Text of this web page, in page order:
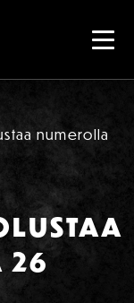
numerolla
26